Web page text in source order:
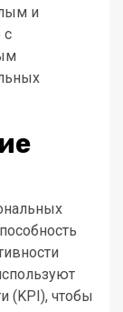
и
с
(KPI), чтобы